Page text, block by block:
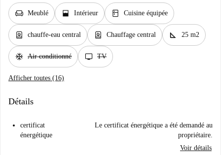
chair Meublé window_open Intérieur kitchen Cuisine équipée
water_heater chauffe-eau central water_heater Chauffage central square_foot 25 m2
ac_unit Air conditionné tv TV
Afficher toutes (16)
Détails
certificat
énergétique
Le certificat énergétique a été demandé au
propriétaire.
Voir détails